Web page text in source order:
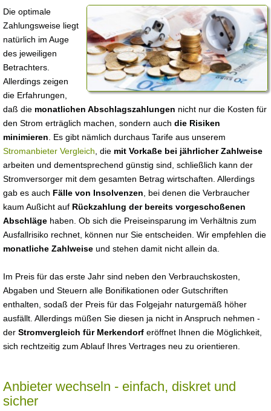
Die optimale
Zahlungsweise liegt
natürlich im Auge
des jeweiligen
Betrachters.
Allerdings zeigen
die Erfahrungen,
daß die monatlichen Abschlagszahlungen nicht nur die Kosten für
den Strom erträglich machen, sondern auch die Risiken
minimieren . Es gibt nämlich durchaus Tarife aus unserem
Stromanbieter Vergleich , die mit Vorkaße bei jährlicher Zahlweise
arbeiten und dementsprechend günstig sind, schließlich kann der
Stromversorger mit dem gesamten Betrag wirtschaften. Allerdings
gab es auch Fälle von Insolvenzen , bei denen die Verbraucher
kaum Außicht auf Rückzahlung der bereits vorgeschoßenen
Abschläge haben. Ob sich die Preiseinsparung im Verhältnis zum
Ausfallrisiko rechnet, können nur Sie entscheiden. Wir empfehlen die
monatliche Zahlweise und stehen damit nicht allein da.
Im Preis für das erste Jahr sind neben den Verbrauchskosten,
Abgaben und Steuern alle Bonifikationen oder Gutschriften
enthalten, sodaß der Preis für das Folgejahr naturgemäß höher
ausfällt. Allerdings müßen Sie diesen ja nicht in Anspruch nehmen -
der Stromvergleich für Merkendorf eröffnet Ihnen die Möglichkeit,
sich rechtzeitig zum Ablauf Ihres Vertrages neu zu orientieren.
Anbieter wechseln - einfach, diskret und
sicher